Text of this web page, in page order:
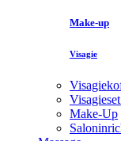
Make-up
Visagie
Make-Up